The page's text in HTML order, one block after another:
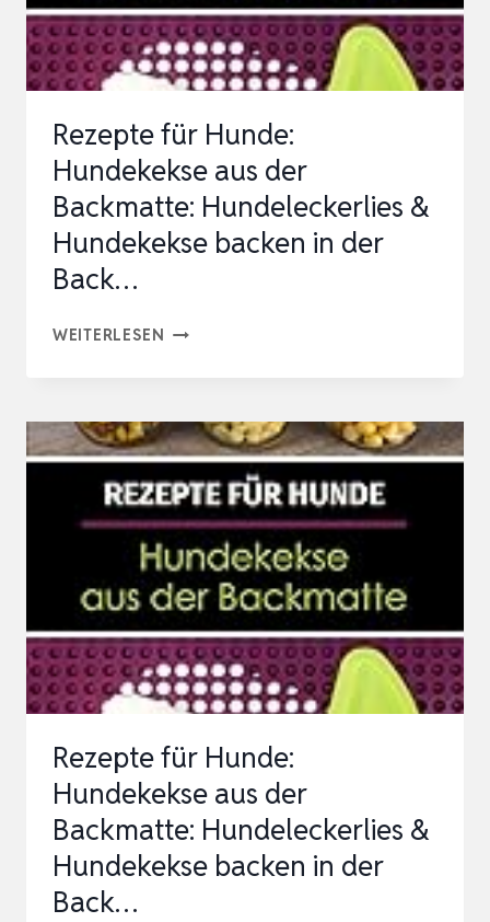
Rezepte für Hunde:
Hundekekse aus der
Backmatte: Hundeleckerlies &
Hundekekse backen in der
Back…
WEITERLESEN REZEPTE
HUNDEKEKSE
AUS
DER
BACKMATTE:
HUNDELECKERLIES
&
HUNDEKEKSE
BACKEN
IN
BACK…
Rezepte für Hunde:
Hundekekse aus der
Backmatte: Hundeleckerlies &
Hundekekse backen in der
Back…